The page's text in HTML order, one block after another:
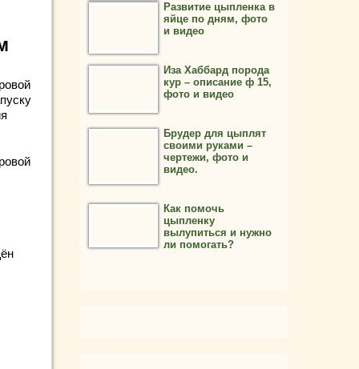
Развитие цыпленка в
яйце по дням, фото
и видео
Иза Хаббард порода
кур – описание ф 15,
фото и видео
Брудер для цыплят
своими руками –
чертежи, фото и
видео.
Как помочь
цыпленку
вылупиться и нужно
ли помогать?